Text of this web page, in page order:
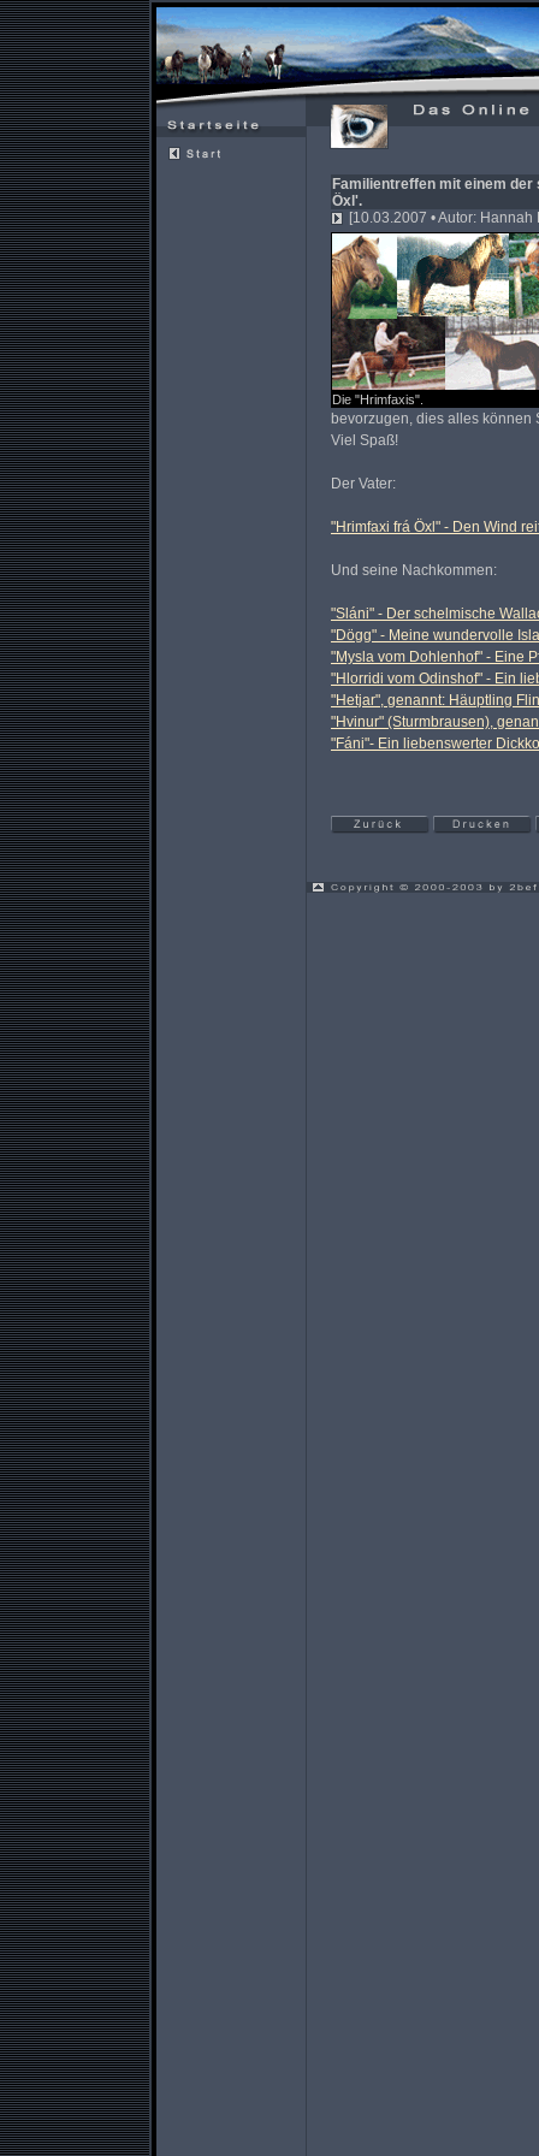
Familientreffen mit einem
Öxl'.
[10.03.2007 • Autor: Hannah
Die "Hrimfaxis".
bevorzugen, dies alles
Viel Spaß!
Der Vater:
"Hrimfaxi frá Öxl" - Den Wind
Und seine Nachkommen:
"Sláni" - Der schelmische
"Dögg" - Meine wundervolle
"Mysla vom Dohlenhof" - Eine
"Hlorridi vom Odinshof" - Ein
"Hetjar", genannt: Häuptling
"Hvinur" (Sturmbrausen),
"Fáni"- Ein liebenswerter